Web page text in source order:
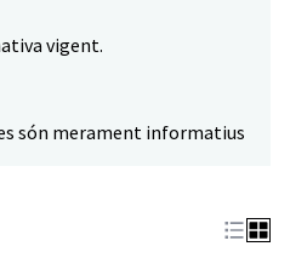
vigent.
són merament informatius